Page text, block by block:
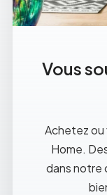
Vous
Achetez ou
Home.
dans notre